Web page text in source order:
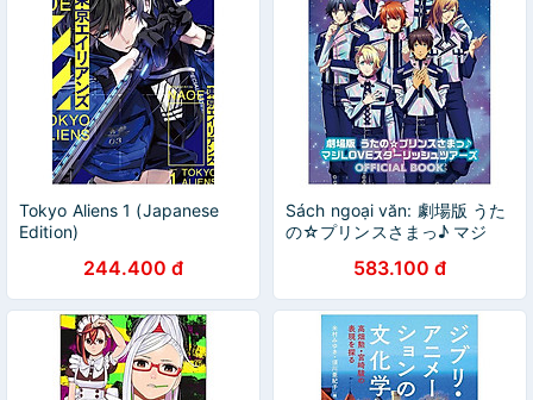
Tokyo Aliens 1 (Japanese
Edition)
244.400 đ
Sách ngoại văn: 劇場版 うた
の☆プリンスさまっ♪ マジ
- Lisani! Presents "Uta No
Prince-Sama The Movie:
Maji Love Starlish Tours"
583.100 đ